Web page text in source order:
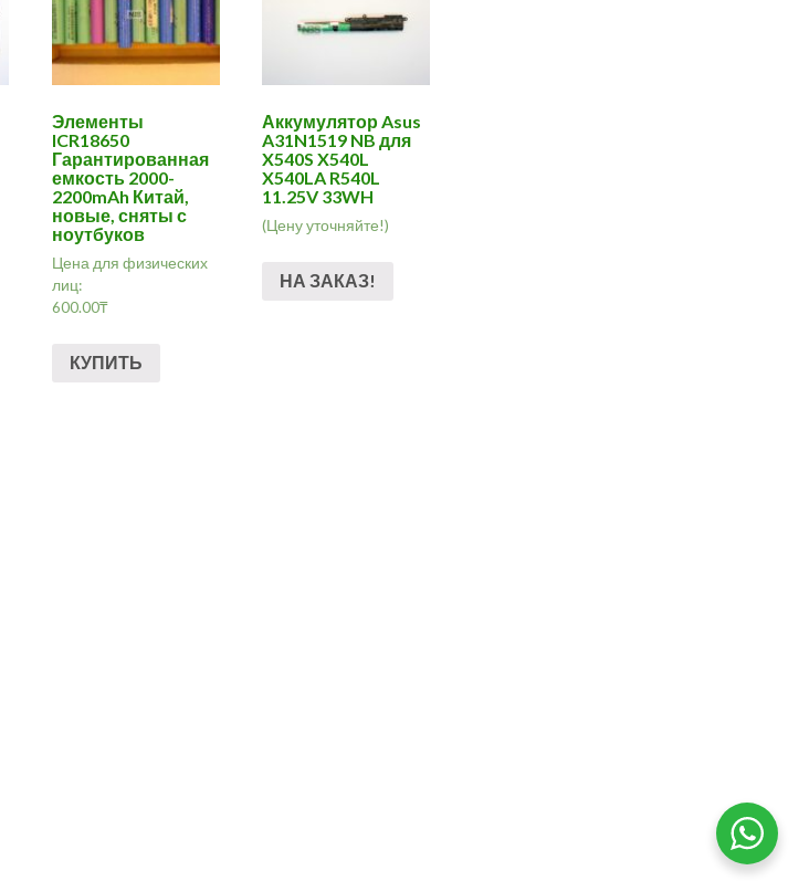
Элементы
ICR18650
Гарантированная
емкость 2000-
2200mAh Китай,
новые, сняты с
ноутбуков
Цена для физических
лиц:
600.00₸
КУПИТЬ
Аккумулятор Asus
A31N1519 NB для
X540S X540L
X540LA R540L
11.25V 33WH
(Цену уточняйте!)
НА ЗАКАЗ!